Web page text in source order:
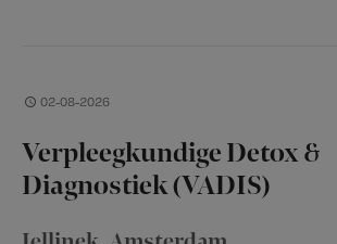
02-08-2026
Verpleegkundige Detox &
Diagnostiek (VADIS)